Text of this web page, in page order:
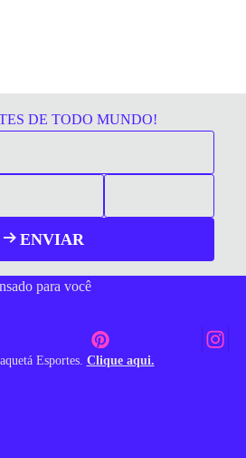
DE TODO MUNDO!
ENVIAR
Esportes. Clique aqui.